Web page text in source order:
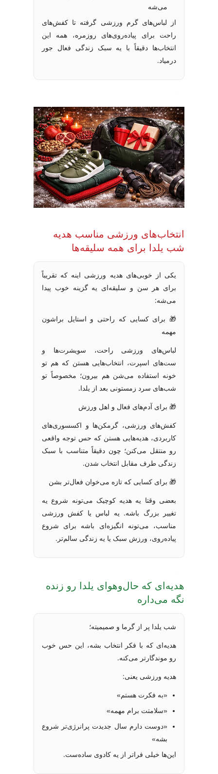
می‌شه
از لباس‌های گرم ورزشی گرفته تا کفش‌های
راحت برای پیاده‌روی‌های روزمره، همه این
انتخاب‌ها دقیقاً با یه سبک زندگی فعال جور
درمیاد.
انتخاب‌های ورزشی مناسب هدیه
شب یلدا برای همه سلیقه‌ها
یکی از خوبی‌های هدیه ورزشی اینه که تقریباً
برای هر سن و سلیقه‌ای یه گزینه خوب پیدا
می‌شه:
🎁 برای کسایی که راحتی و استایل براشون
مهمه
لباس‌های ورزشی راحت، سویشرت‌ها و
ست‌های اسپرت، انتخاب‌هایی هستن که هم تو
خونه استفاده می‌شن هم بیرون؛ مخصوصاً تو
شب‌های سرد زمستونی بعد از یلدا.
🎁 برای آدم‌های فعال و اهل ورزش
کفش‌های ورزشی، گرمکن‌ها و اکسسوری‌های
کاربردی، هدیه‌هایی هستن که حس توجه واقعی
رو منتقل می‌کنن؛ چون دقیقاً متناسب با سبک
زندگی طرف مقابل انتخاب شدن.
🎁 برای کسایی که تازه می‌خوان فعال‌تر بشن
بعضی وقتا یه هدیه کوچیک می‌تونه شروع یه
تغییر بزرگ باشه. یه لباس یا کفش ورزشی
مناسب، می‌تونه انگیزه‌ای باشه برای شروع
پیاده‌روی، ورزش سبک یا یه زندگی سالم‌تر.
هدیه‌ای که حال‌وهوای یلدا رو زنده
نگه می‌داره
شب یلدا پر از گرما و صمیمیته؛
هدیه‌ای که با فکر انتخاب بشه، این حس خوب
رو موندگارتر می‌کنه.
هدیه ورزشی یعنی:
«به فکرت هستم»
«سلامتت برام مهمه»
«دوست دارم سال جدیدت پرانرژی‌تر شروع
بشه»
این‌ها خیلی فراتر از یه کادوی ساده‌ست.